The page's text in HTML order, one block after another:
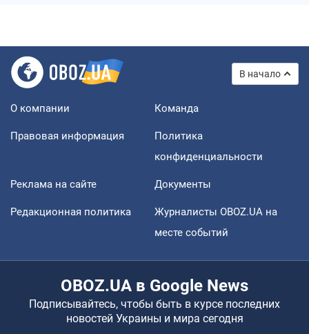
В начало
О компании Команда
Правовая информация
Политика
конфиденциальности
Реклама на сайте Документы
Редакционная политика
Журналисты OBOZ.UA на
месте событий
OBOZ.UA в Google News
Подписывайтесь, чтобы быть в курсе последних
новостей Украины и мира сегодня